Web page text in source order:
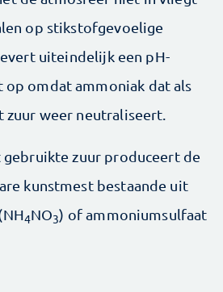
op stikstofgevoelige
uiteindelijk een pH-
op omdat ammoniak dat als
zuur weer neutraliseert.
zuur produceert de
kunstmest bestaande uit
4NO3) of ammoniumsulfaat